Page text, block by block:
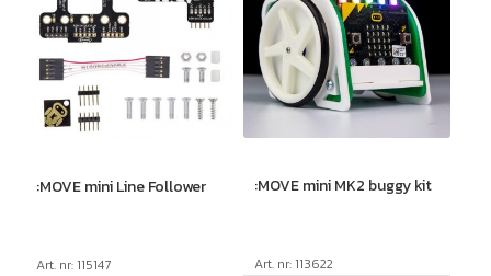
:MOVE mini Line Follower
Art. nr: 115147
:MOVE mini MK2 buggy kit
Art. nr: 113622